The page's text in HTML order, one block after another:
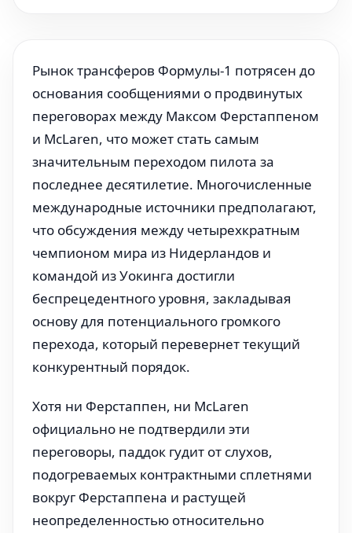
Рынок трансферов Формулы-1 потрясен до
основания сообщениями о продвинутых
переговорах между Максом Ферстаппеном
и McLaren, что может стать самым
значительным переходом пилота за
последнее десятилетие. Многочисленные
международные источники предполагают,
что обсуждения между четырехкратным
чемпионом мира из Нидерландов и
командой из Уокинга достигли
беспрецедентного уровня, закладывая
основу для потенциального громкого
перехода, который перевернет текущий
конкурентный порядок.
Хотя ни Ферстаппен, ни McLaren
официально не подтвердили эти
переговоры, паддок гудит от слухов,
подогреваемых контрактными сплетнями
вокруг Ферстаппена и растущей
неопределенностью относительно